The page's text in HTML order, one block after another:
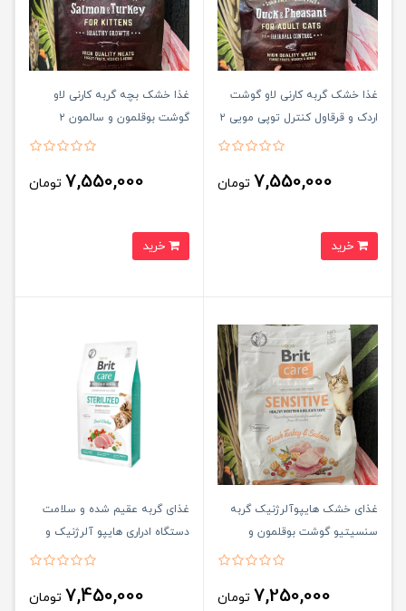
غذا خشک گربه کارنی لاو گوشت
اردک و قرقاول کنترل توپی مویی ۲
کیلوگرم CARNILOVE duck &
7,550,000 تومان
غذا خشک بچه گربه کارنی لاو
گوشت بوقلمون و سالمون ۲
کیلوگرم Carnilove salmon &
7,550,000 تومان
غذای خشک هایپوآلرژنیک گربه
سنسیتیو گوشت بوقلمون و
سالمون بریت کر ۲ کیلوگرم Brit
7,250,000 تومان
غذای گربه عقیم شده و سلامت
دستگاه ادراری هایپو آلرژنیک و
بدون غلات بریت کر ۲ کیلوگرم
health hypoallergenic
7,450,000 تومان